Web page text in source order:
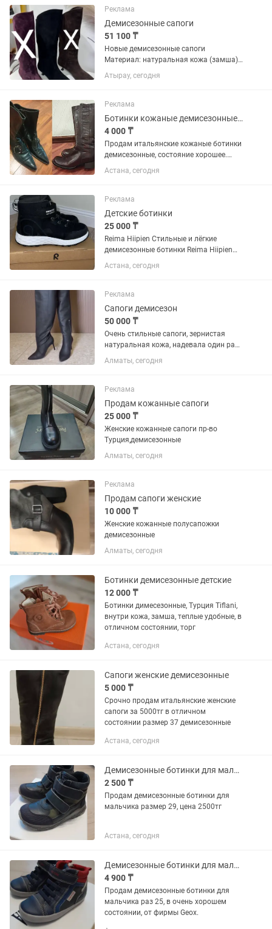
Реклама
Демисезонные сапоги
51 100 ₸
Новые демисезонные сапоги
Материал: натуральная кожа (замша)
Цвет: черный Каблук: около 4 см
Состояние: новые, ни разу не носила
фирменной коробке. Цена: 51 100...
Атырау, сегодня
Реклама
Ботинки кожаные демисезонные (Италия) и зимние сапоги
4 000 ₸
Продам итальянские кожаные ботинки
демисезонные, состояние хорошее.
Написано размер 39, но и на 38 можно
на узкую ногу. Цена 4000 тенге. Зимние
Пирамиды
Астана, сегодня
Реклама
Детские ботинки
25 000 ₸
Reima Hiipien Стильные и лёгкие
демисезонные ботинки Reima Hiipien
для детей. Водоотталкивающая
мембрана защищает от влаги и
прохладную погоду. Гибкая...
Астана, сегодня
Реклама
Сапоги демисезон
50 000 ₸
Очень стильные сапоги, зернистая
натуральная кожа, надевала один раз,
по здоровью каблуки запретили
..покупала за 80000 в Perfect pairs
Алматы, сегодня
Реклама
Продам кожанные сапоги
25 000 ₸
Женские кожанные сапоги пр-во
Турция,демисезонные
Алматы, сегодня
Реклама
Продам сапоги женские
10 000 ₸
Женские кожанные полусапожки
демисезонные
Алматы, сегодня
Ботинки демисезонные детские
12 000 ₸
Ботинки димесезонные, Турция Tiflani,
внутри кожа, замша, теплые удобные, в
отличном состоянии, торг
Астана, сегодня
Сапоги женские демисезонные
5 000 ₸
Срочно продам итальянские женские
сапоги за 5000тг в отличном
состоянии размер 37 демисезонные
Астана, сегодня
Демисезонные ботинки для мальчика
2 500 ₸
Продам демисезонные ботинки для
мальчика размер 29, цена 2500тг
Астана, сегодня
Демисезонные ботинки для мальчика
4 900 ₸
Продам демисезонные ботинки для
мальчика раз 25, в очень хорошем
состоянии, от фирмы Geox.